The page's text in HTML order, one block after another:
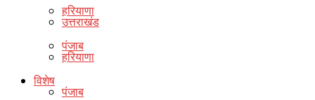
हरियाणा
पंजाब
विशेष
उत्तराखंड
हरियाणा
पंजाब